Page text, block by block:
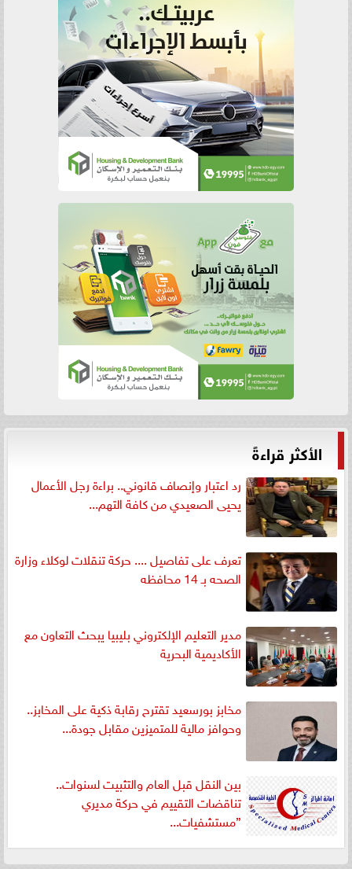
الأكثر قراءةً
رد اعتبار وإنصاف قانوني.. براءة رجل الأعمال
يحيى الصعيدي من كافة التهم...
تعرف على تفاصيل .... حركة تنقلات لوكلاء وزارة
الصحه بـ 14 محافظه
مدير التعليم الإلكتروني بليبيا يبحث التعاون مع
الأكاديمية البحرية
مخابز بورسعيد تقترح رقابة ذكية على المخابز..
وحوافز مالية للمتميزين مقابل جودة...
بين النقل قبل العام والتثبيت لسنوات..
تناقضات التقييم في حركة مديري
”مستشفيات...